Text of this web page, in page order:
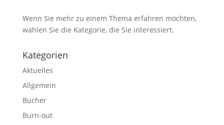
Wenn Sie mehr zu einem Thema erfahren möchten,
wählen Sie die Kategorie, die Sie interessiert.
Kategorien
Aktuelles
Allgemein
Bücher
Burn-out